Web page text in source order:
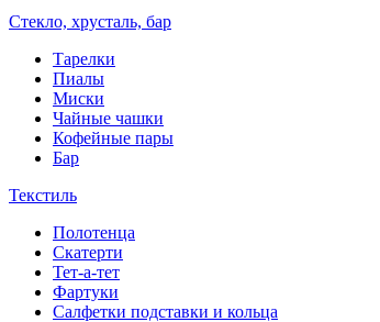
Стекло, хрусталь, бар
Тарелки
Пиалы
Миски
Чайные чашки
Кофейные пары
Бар
Текстиль
Полотенца
Скатерти
Тет-а-тет
Фартуки
Салфетки подставки и кольца